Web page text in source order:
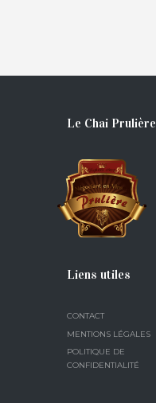
Le Chai Prulière
Liens utiles
CONTACT
MENTIONS LÉGALES
POLITIQUE DE
CONFIDENTIALITÉ